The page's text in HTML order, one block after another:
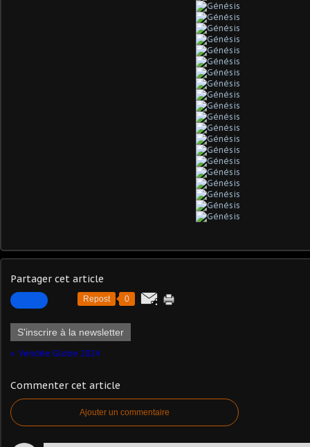
Partager cet article
Repost 0
S'inscrire à la newsletter
Vendée Globe 2024
Commenter cet article
Ajouter un commentaire